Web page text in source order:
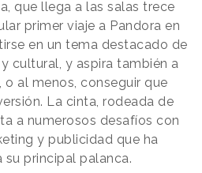
que llega a las salas trece
primer viaje a Pandora en
en un tema destacado de
cultural, y aspira también a
al menos, conseguir que
La cinta, rodeada de
a numerosos desafíos con
y publicidad que ha
principal palanca.